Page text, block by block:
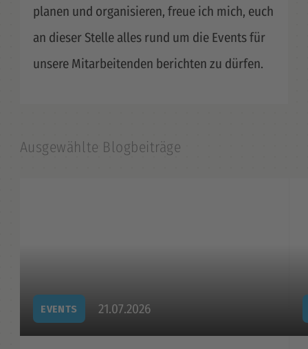
planen und organisieren, freue ich mich, euch
an dieser Stelle alles rund um die Events für
unsere Mitarbeitenden berichten zu dürfen.
Ausgewählte Blogbeiträge
EVENTS 21.07.2026